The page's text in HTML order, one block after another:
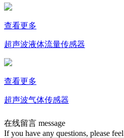
查看更多
超声波液体流量传感器
查看更多
超声波气体传感器
在线留言 message
If you have any questions, please